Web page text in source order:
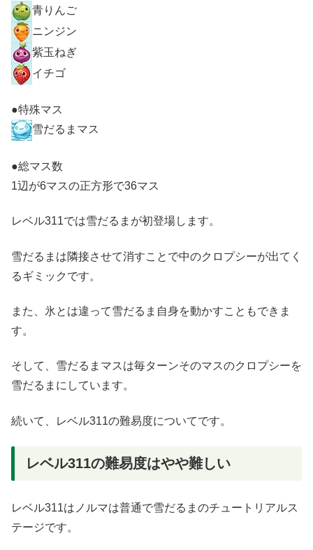
青りんご
ニンジン
紫玉ねぎ
イチゴ
●特殊マス
雪だるまマス
●総マス数
1辺が6マスの正方形で36マス
レベル311では雪だるまが初登場します。
雪だるまは隣接させて消すことで中のクロプシーが出てく
るギミックです。
また、氷とは違って雪だるま自身を動かすこともできま
す。
そして、雪だるまマスは毎ターンそのマスのクロプシーを
雪だるまにしています。
続いて、レベル311の難易度についてです。
レベル311の難易度はやや難しい
レベル311はノルマは普通で雪だるまのチュートリアルス
テージです。